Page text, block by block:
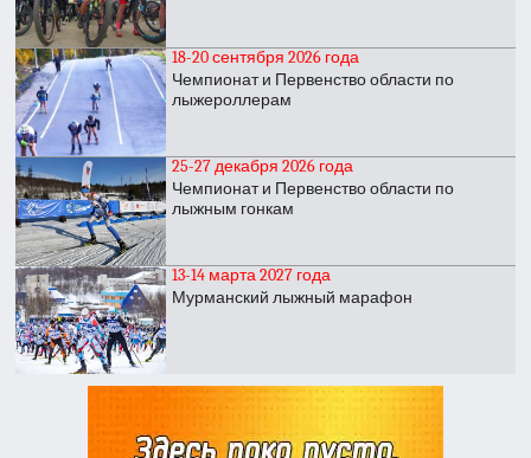
18-20 сентября 2026 года
Чемпионат и Первенство области по
лыжероллерам
25-27 декабря 2026 года
Чемпионат и Первенство области по
лыжным гонкам
13-14 марта 2027 года
Мурманский лыжный марафон